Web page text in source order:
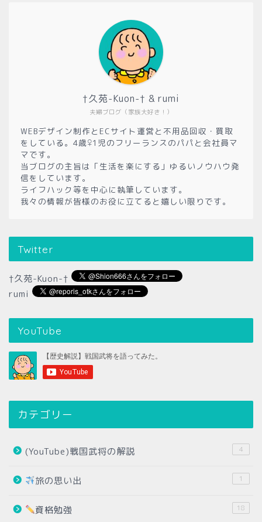
夫婦ブログ（家族大好き！）
†久苑-Kuon-† & rumi
WEBデザイン制作とECサイト運営と不用品回収・買取
をしている。4歳♀1児のフリーランスのパパと会社員マ
マです。
当ブログの主旨は「生活を楽にする」ゆるいノウハウ発
信をしています。
ライフハック等を中心に執筆しています。
我々の情報が皆様のお役に立てると嬉しい限りです。
Twitter
†久苑-Kuon-†
rumi
YouTube
カテゴリー
(YouTube)戦国武将の解説 4
旅の思い出 1
資格勉強 18